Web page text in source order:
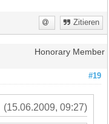
Zitieren
Honorary Member
#19
(15.06.2009, 09:27)